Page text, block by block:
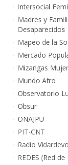
Intersocial
Madres y
Desaparecidos
Mapeo de la
Mercado
Mizangas
Mundo Afro
Observatorio
Obsur
ONAJPU
PIT-CNT
Radio
REDES (Red